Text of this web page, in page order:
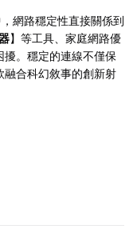
網路穩定性直接關係到
】等工具、家庭網路優
擾。穩定的連線不僅保
融合科幻敘事的創新射